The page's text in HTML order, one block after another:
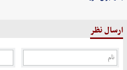
ارسال نظر